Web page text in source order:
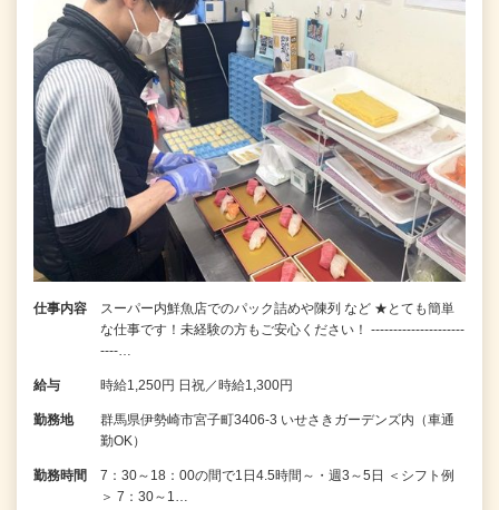
仕事内容
スーパー内鮮魚店でのパック詰めや陳列 など ★とても簡単
な仕事です！未経験の方もご安心ください！ ---------------------
----…
給与 時給1,250円 日祝／時給1,300円
勤務地
群馬県伊勢崎市宮子町3406-3 いせさきガーデンズ内（車通
勤OK）
勤務時間
7：30～18：00の間で1日4.5時間～・週3～5日 ＜シフト例
＞ 7：30～1…